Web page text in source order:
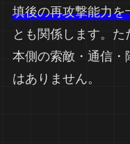
填後の再攻撃能力
とも関係します。
本側の索敵・通信
はありません。